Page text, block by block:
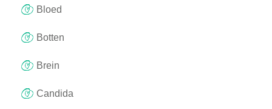
Bloed
Botten
Brein
Candida